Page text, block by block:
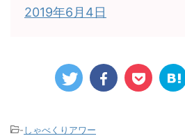
2019年6月4日
-しゃべくりアワー